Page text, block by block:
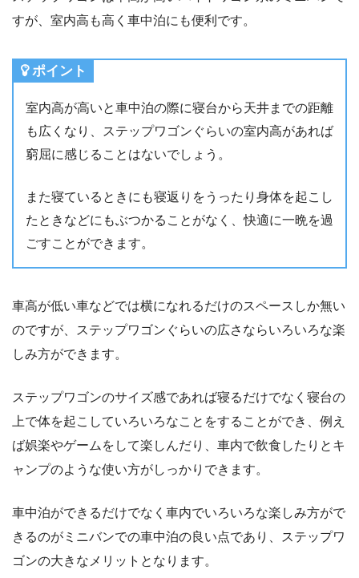
すが、室内高も高く車中泊にも便利です。
ポイント
室内高が高いと車中泊の際に寝台から天井までの距離
も広くなり、ステップワゴンぐらいの室内高があれば
窮屈に感じることはないでしょう。
また寝ているときにも寝返りをうったり身体を起こし
たときなどにもぶつかることがなく、快適に一晩を過
ごすことができます。
車高が低い車などでは横になれるだけのスペースしか無い
のですが、ステップワゴンぐらいの広さならいろいろな楽
しみ方ができます。
ステップワゴンのサイズ感であれば寝るだけでなく寝台の
上で体を起こしていろいろなことをすることができ、例え
ば娯楽やゲームをして楽しんだり、車内で飲食したりとキ
ャンプのような使い方がしっかりできます。
車中泊ができるだけでなく車内でいろいろな楽しみ方がで
きるのがミニバンでの車中泊の良い点であり、ステップワ
ゴンの大きなメリットとなります。